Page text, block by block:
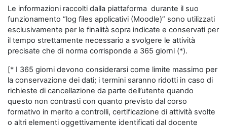
Le informazioni raccolti dalla piattaforma durante il suo
funzionamento “log files applicativi (Moodle)” sono utilizzati
esclusivamente per le finalità sopra indicate e conservati per
il tempo strettamente necessario a svolgere le attività
precisate che di norma corrisponde a 365 giorni (*).
[* I 365 giorni devono considerarsi come limite massimo per
la conservazione dei dati; i termini saranno ridotti in caso di
richieste di cancellazione da parte dell’utente quando
questo non contrasti con quanto previsto dal corso
formativo in merito a controlli, certificazione di attività svolte
o altri elementi oggettivamente identificati dal docente